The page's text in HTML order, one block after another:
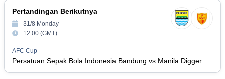
16
36
14
Madura United FC
16
Persis Solo 34 8 10 16
17
Semen Padang FC 34 5 5 24
20
Pertandingan Berikutnya
31/8 Monday
12:00 (GMT)
AFC Cup
Persatuan Sepak Bola Indonesia Bandung vs Manila Digger FC